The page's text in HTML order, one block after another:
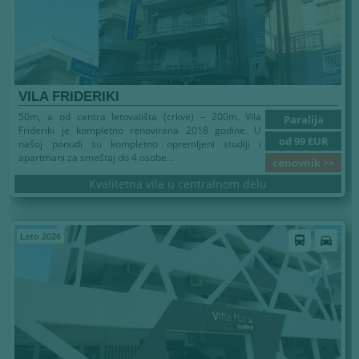
VILA FRIDERIKI
Paralija
od 99 EUR
cenovnik >>
50m, a od centra letovališta (crkve) – 200m. Vila
Frideriki je kompletno renovirana 2018 godine. U
našoj ponudi su kompletno opremljeni studiji i
apartmani za smeštaj do 4 osobe...
Kvalitetna vila u centralnom delu
Leto 2026 directions_bus directions_car